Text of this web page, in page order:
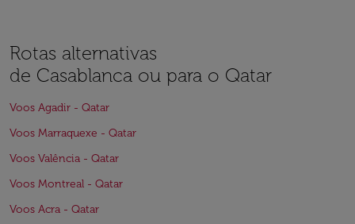
Rotas alternativas
de Casablanca ou para o Qatar
Voos Agadir - Qatar
Voos Marraquexe - Qatar
Voos Valência - Qatar
Voos Montreal - Qatar
Voos Acra - Qatar